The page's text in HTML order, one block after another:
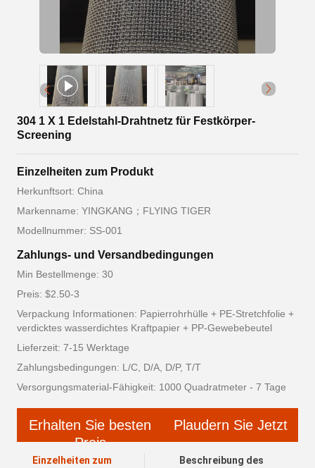
304 1 X 1 Edelstahl-Drahtnetz für Festkörper-
Screening
Einzelheiten zum Produkt
Herkunftsort: China
Markenname: YINGKANG；FLYING TIGER
Modellnummer: SS-001
Zahlungs- und Versandbedingungen
Min Bestellmenge: 30
Preis: $2.50-3
Verpackung Informationen: Papierrohrhülle + PE-Stretchfolie +
verdicktes wasserdichtes Kraftpapier + PP-Gewebebeutel
Lieferzeit: 7-15 Werktage
Zahlungsbedingungen: L/C, D/A, D/P, T/T
Versorgungsmaterial-Fähigkeit: 1000 Quadratmeter - 7 Tage
Erhalten Sie besten
Preis
Plaudern Sie Jetzt
Einzelheiten zum
Beschreibung des